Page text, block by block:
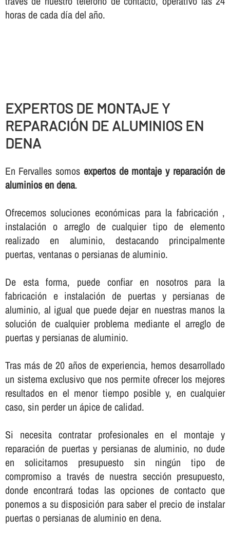
horas de cada dí­a del año.
EXPERTOS DE MONTAJE Y
REPARACIÓN DE ALUMINIOS EN
DENA
En Fervalles somos expertos de montaje y reparación de
aluminios en dena.
Ofrecemos soluciones económicas para la fabricación ,
instalación o arreglo de cualquier tipo de elemento
realizado en aluminio, destacando principalmente
puertas, ventanas o persianas de aluminio.
De esta forma, puede confiar en nosotros para la
fabricación e instalación de puertas y persianas de
aluminio, al igual que puede dejar en nuestras manos la
solución de cualquier problema mediante el arreglo de
puertas y persianas de aluminio.
Tras más de 20 años de experiencia, hemos desarrollado
un sistema exclusivo que nos permite ofrecer los mejores
resultados en el menor tiempo posible y, en cualquier
caso, sin perder un ápice de calidad.
Si necesita contratar profesionales en el montaje y
reparación de puertas y persianas de aluminio, no dude
en solicitarnos presupuesto sin ningún tipo de
compromiso a través de nuestra sección presupuesto,
donde encontrará todas las opciones de contacto que
ponemos a su disposición para saber el precio de instalar
puertas o persianas de aluminio en dena.